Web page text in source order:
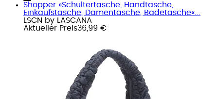
Shopper »Schultertasche, Handtasche,
Einkaufstasche, Damentasche, Badetasche«...
LSCN by LASCANA
Aktueller Preis36,99 €